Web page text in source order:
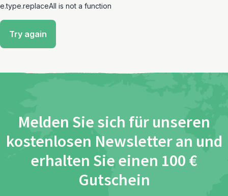
e.type.replaceAll is not a function
Try again
Melden Sie sich für unseren
kostenlosen Newsletter an und
erhalten Sie einen 100 €
Gutschein